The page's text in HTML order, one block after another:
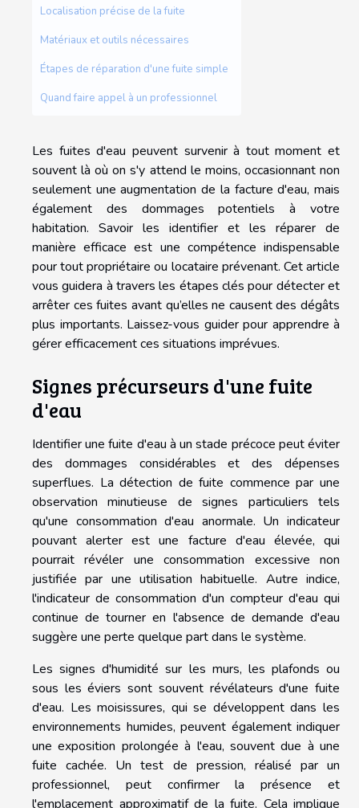
Localisation précise de la fuite
Matériaux et outils nécessaires
Étapes de réparation d'une fuite simple
Quand faire appel à un professionnel
Les fuites d'eau peuvent survenir à tout moment et
souvent là où on s'y attend le moins, occasionnant non
seulement une augmentation de la facture d'eau, mais
également des dommages potentiels à votre
habitation. Savoir les identifier et les réparer de
manière efficace est une compétence indispensable
pour tout propriétaire ou locataire prévenant. Cet article
vous guidera à travers les étapes clés pour détecter et
arrêter ces fuites avant qu’elles ne causent des dégâts
plus importants. Laissez-vous guider pour apprendre à
gérer efficacement ces situations imprévues.
Signes précurseurs d'une fuite
d'eau
Identifier une fuite d'eau à un stade précoce peut éviter
des dommages considérables et des dépenses
superflues. La détection de fuite commence par une
observation minutieuse de signes particuliers tels
qu'une consommation d'eau anormale. Un indicateur
pouvant alerter est une facture d'eau élevée, qui
pourrait révéler une consommation excessive non
justifiée par une utilisation habituelle. Autre indice,
l'indicateur de consommation d'un compteur d'eau qui
continue de tourner en l'absence de demande d'eau
suggère une perte quelque part dans le système.
Les signes d'humidité sur les murs, les plafonds ou
sous les éviers sont souvent révélateurs d'une fuite
d'eau. Les moisissures, qui se développent dans les
environnements humides, peuvent également indiquer
une exposition prolongée à l'eau, souvent due à une
fuite cachée. Un test de pression, réalisé par un
professionnel, peut confirmer la présence et
l'emplacement approximatif de la fuite. Cela implique